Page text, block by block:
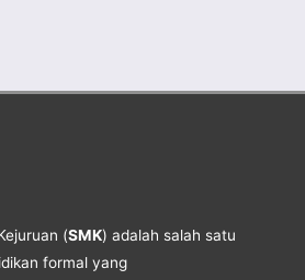
(SMK) adalah salah satu
formal yang